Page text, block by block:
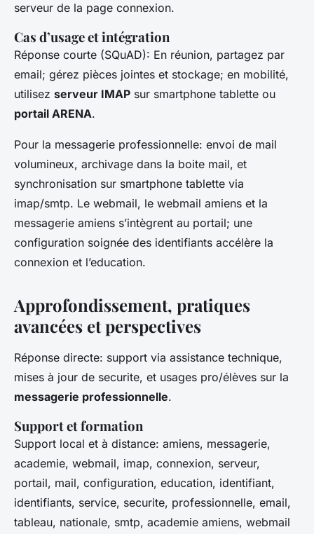
serveur de la page connexion.
Cas d’usage et intégration
Réponse courte (SQuAD): En réunion, partagez par
email; gérez pièces jointes et stockage; en mobilité,
utilisez serveur IMAP sur smartphone tablette ou
portail ARENA.
Pour la messagerie professionnelle: envoi de mail
volumineux, archivage dans la boite mail, et
synchronisation sur smartphone tablette via
imap/smtp. Le webmail, le webmail amiens et la
messagerie amiens s’intègrent au portail; une
configuration soignée des identifiants accélère la
connexion et l’education.
Approfondissement, pratiques
avancées et perspectives
Réponse directe: support via assistance technique,
mises à jour de securite, et usages pro/élèves sur la
messagerie professionnelle.
Support et formation
Support local et à distance: amiens, messagerie,
academie, webmail, imap, connexion, serveur,
portail, mail, configuration, education, identifiant,
identifiants, service, securite, professionnelle, email,
tableau, nationale, smtp, academie amiens, webmail